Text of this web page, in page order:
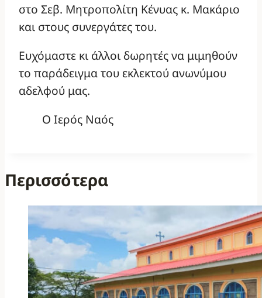
στο Σεβ. Μητροπολίτη Κένυας κ. Μακάριο
και στους συνεργάτες του.
Ευχόμαστε κι άλλοι δωρητές να μιμηθούν
το παράδειγμα του εκλεκτού ανωνύμου
αδελφού μας.
Ο Ιερός Ναός
Περισσότερα